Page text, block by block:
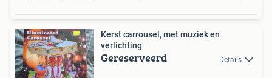
Kerst carrousel, met muziek en
verlichting
Gereserveerd Details